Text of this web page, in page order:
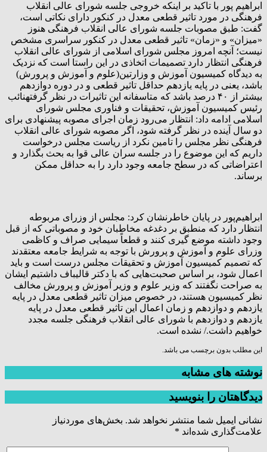
ابراهیم پور با تاکید بر اینکه خروجی جلسه شورای عالی انقلاب
فرهنگی در مورد تاثیر قطعی معدل در کنکور دارای نکاتی است،
گفت: طبق مصوبات جلسه شورای عالی انقلاب فرهنگی هنوز
«میزان» و «زمان» تاثیر قطعی معدل در کنکور سراسری مشخص
نیست؛ آنچه امروز مجلس شورای اسلامی از شورای عالی انقلاب
فرهنگی انتظار دارد تصمیمات اتخاذی در این راستا است که نزدیک
به دیدگاه کمیسیون آموزش و وزارتین(علوم و آموزش و پرورش)
باشد، یعنی در پایه یازدهم حداقل تاثیر قطعی و در دوره دوازدهم
بیشتر از ۴۰ درصد باشد که متاسفانه این تاثیرات در نظر گرفتهنائب
رئیس کمیسیون آموزش، تحقیقات و فناوری مجلس شورای
اسلامی ادامه داد: انتظار می‌رود زمان اجرای مصوبه پیشنهادی برای
دو سال آینده در نظر گرفته شود، اگر مصوبه شورای عالی انقلاب
فرهنگی نظر مجلس را تامین نکرد از ریاست مجلس درخواست
داریم که این موضوع را در جلسه سران عالی قوا به بحث بگذارد و
اعتراضاتی که در سطح جامعه وجود دارد را به حداقل ممکن
برساند.
ابراهیم‌پور در پایان خاطرنشان کرد: مجلس از وزرای مربوطه
انتظار دارد که منطبق بر دغدغه مخاطبان خود و مصوباتی که از قبل
وجود داشته موضع گیری کنند و قطعاً سیمایی صراف و کاظمی
وزرای علوم و آموزش و پرورش با توجه به شرایط جامعه معتقدند
که تصمیم کمیسیون آموزش و تحقیقات مجلس درست است و باید
اعمال شود، بر اساس صحبت‌هایی که با دکتر قالیباف داشتیم ایشان
به صراحت نگفتند که وزیر علوم و وزیر آموزش و پرورش مخالف
نظر کمیسیون هستند، در خصوص میزان تاثیر قطعی معدل در پایه
یازدهم و دوازدهم و زمان اعمال این تاثیر قطعی معدل در پایه
یازدهم و دوازدهم با شورای عالی انقلاب فرهنگی جلسه مجدد
خواهیم داشت./ نشده است.
این مطلب بدون برچسب می باشد.
نوشته های مشابه
دیدگاهتان را بنویسید
نشانی ایمیل شما منتشر نخواهد شد. بخش‌های موردنیاز
علامت‌گذاری شده‌اند *